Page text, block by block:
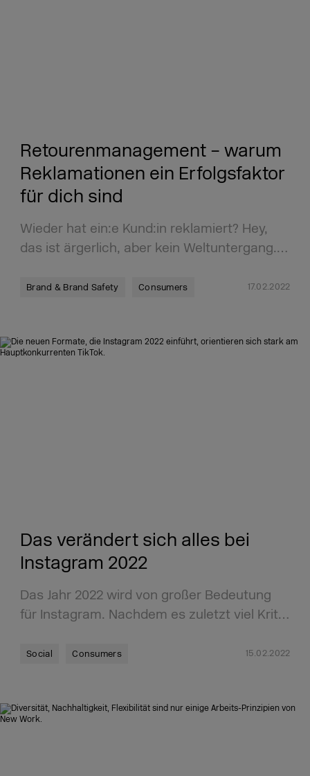
Retourenmanagement – warum
Reklamationen ein Erfolgsfaktor
für dich sind
Wieder hat ein:e Kund:in reklamiert? Hey,
das ist ärgerlich, aber kein Weltuntergang.…
Brand & Brand Safety Consumers 17.02.2022
Das verändert sich alles bei
Instagram 2022
Das Jahr 2022 wird von großer Bedeutung
für Instagram. Nachdem es zuletzt viel Krit…
Social Consumers 15.02.2022